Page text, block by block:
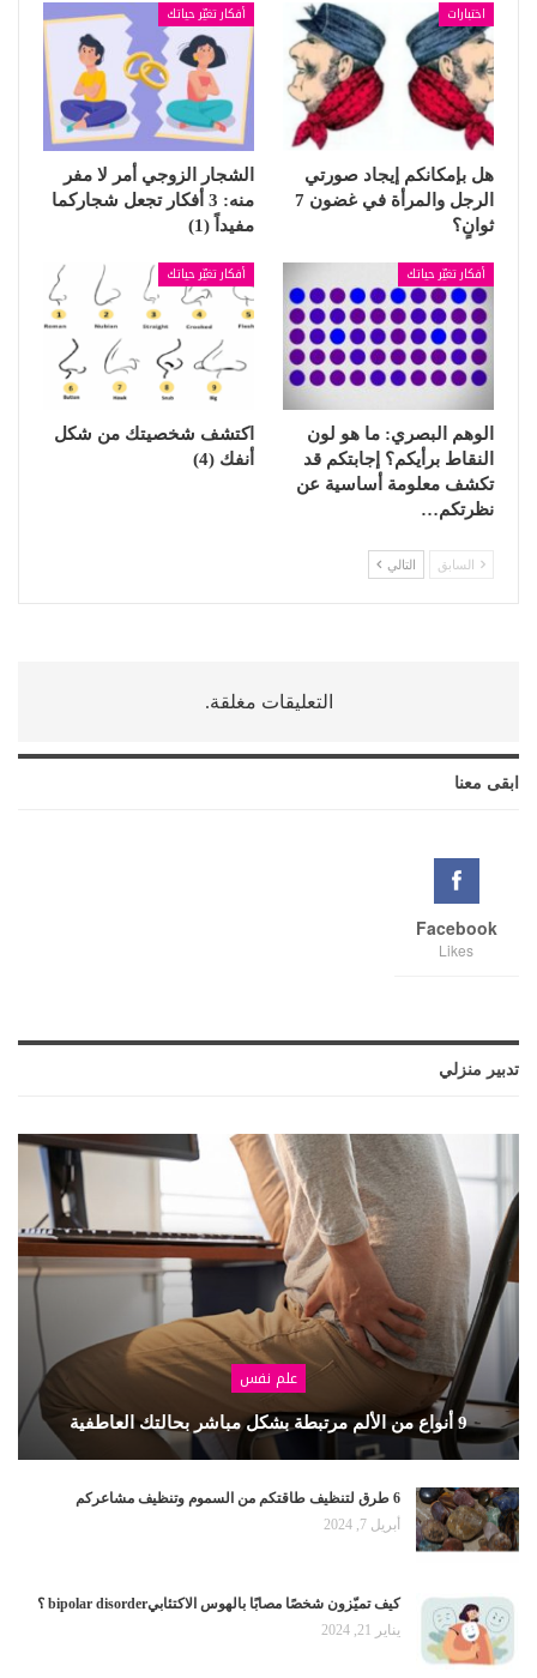
اختبارات
هل بإمكانكم إيجاد صورتي
الرجل والمرأة في غضون 7
ثوانٍ؟
أفكار تغيّر حياتك
الشجار الزوجي أمر لا مفر
منه: 3 أفكار تجعل شجاركما
مفيداً (1)
أفكار تغيّر حياتك
الوهم البصري: ما هو لون
النقاط برأيكم؟ إجابتكم قد
تكشف معلومة أساسية عن
نظرتكم…
أفكار تغيّر حياتك
اكتشف شخصيتك من شكل
أنفك (4)
السابق التالي
التعليقات مغلقة.
ابقى معنا
Facebook
Likes
تدبير منزلي
علم نفس
9 أنواع من الألم مرتبطة بشكل مباشر بحالتك العاطفية
6 طرق لتنظيف طاقتكم من السموم وتنظيف مشاعركم
أبريل 7, 2024
كيف تميّزون شخصًا مصابًا بالهوس الاكتئابيbipolar disorder ؟
يناير 21, 2024